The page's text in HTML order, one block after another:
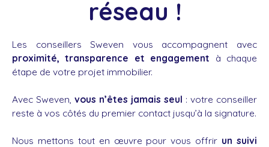
réseau !
Les conseillers Sweven vous accompagnent avec
proximité, transparence et engagement à chaque
étape de votre projet immobilier.
Avec Sweven, vous n’êtes jamais seul : votre conseiller
reste à vos côtés du premier contact jusqu’à la signature.
Nous mettons tout en œuvre pour vous offrir un suivi